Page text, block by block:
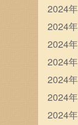
五行
2024
穿衣
2024
穿衣
2024
五行
2024
穿衣
2024
穿衣
2024
幸运颜
2024